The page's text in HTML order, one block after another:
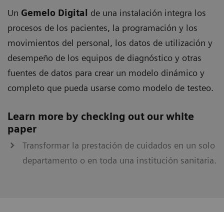
Un Gemelo Digital de una instalación integra los
procesos de los pacientes, la programación y los
movimientos del personal, los datos de utilización y
desempeño de los equipos de diagnóstico y otras
fuentes de datos para crear un modelo dinámico y
completo que pueda usarse como modelo de testeo.
Learn more by checking out our white
paper
Transformar la prestación de cuidados en un solo
departamento o en toda una institución sanitaria.